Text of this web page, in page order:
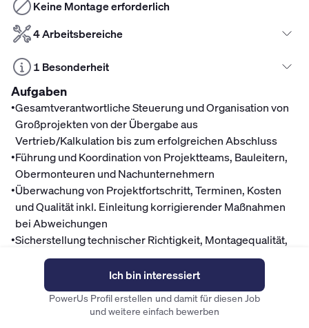
Keine Montage erforderlich
4 Arbeitsbereiche
1 Besonderheit
Aufgaben
•Gesamtverantwortliche Steuerung und Organisation von
Großprojekten von der Übergabe aus
Vertrieb/Kalkulation bis zum erfolgreichen Abschluss
•Führung und Koordination von Projektteams, Bauleitern,
Obermonteuren und Nachunternehmern
•Überwachung von Projektfortschritt, Terminen, Kosten
und Qualität inkl. Einleitung korrigierender Maßnahmen
bei Abweichungen
•Sicherstellung technischer Richtigkeit, Montagequalität,
Inbetriebnahme, Abnahme sowie Materialorganisation
Klärung von Auftragsinhalten, Risiken und Nachträgen,
Sicherstellung von Dokumentation, Gewährleistung sowie
Ich bin interessiert
PowerUs Profil erstellen und damit für diesen Job
und weitere einfach bewerben